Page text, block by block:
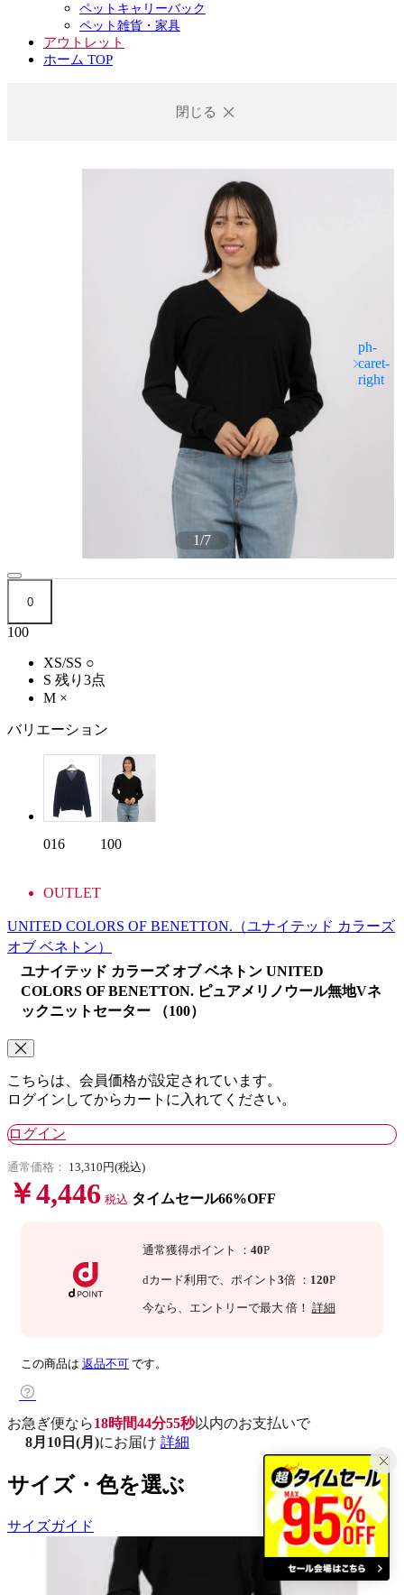
ペットキャリーバック
ペット雑貨・家具
アウトレット
ホーム TOP
閉じる
1/7
0
100
XS/SS ○
S 残り3点
M ×
バリエーション
016 100
OUTLET
UNITED COLORS OF BENETTON. （ユナイテッド カラーズ
オブ ベネトン）
ユナイテッド カラーズ オブ ベネトン UNITED
COLORS OF BENETTON. ピュアメリノウール無地Vネ
ックニットセーター （100）
こちらは、会員価格が設定されています。
ログインしてからカートに入れてください。
ログイン
通常価格： 13,310円(税込)
￥4,446 税込 タイムセール66%OFF
通常獲得ポイント ： 40P
dカード利用で、 ポイント 3倍 ： 120P
今なら 、エントリーで最大 倍！ 詳細
この商品は 返品不可 です。
お急ぎ便なら18時間44分54秒以内のお支払いで
8月10日(月)にお届け 詳細
サイズ・色を選ぶ
サイズガイド